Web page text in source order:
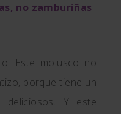
no zamburiñas.
Este molusco no
porque tiene un
deliciosos. Y este